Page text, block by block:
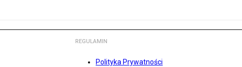
REGULAMIN
Polityka Prywatności